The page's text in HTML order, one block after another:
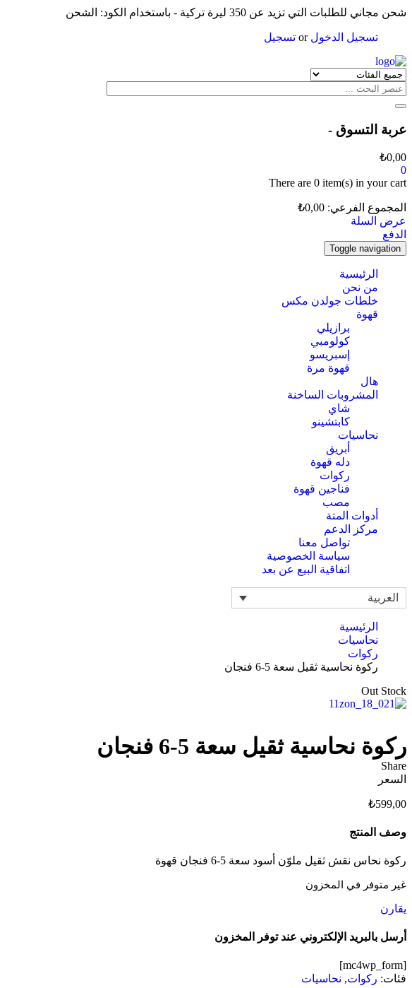
شحن مجاني للطلبات التي تزيد عن 350 ليرة تركية - باستخدام الكود: الشحن
تسجيل الدخول or تسجيل
عربة التسوق -
₺0,00
0
There are 0 item(s) in your cart
المجموع الفرعي: ₺0,00
عرض السلة
الدفع
Toggle navigation
الرئيسية
من نحن
خلطات جولدن مكس
قهوة
برازيلي
كولومبي
إسبريسو
قهوة مرة
هال
المشروبات الساخنة
شاي
كابتشينو
نحاسيات
أبريق
‏دله قهوة
ركوات
فناجين قهوة
مصب
أدوات المتة
مركز الدعم
تواصل معنا
سياسة الخصوصية
اتفاقية البيع عن بعد
العربية
الرئيسية
نحاسيات
ركوات
ركوة نحاسية ثقيل سعة 5-6 فنجان
Out Stock
ركوة نحاسية ثقيل سعة 5-6 فنجان
Share
السعر
₺599,00
وصف المنتج
ركوة نحاس نقش ثقيل ملوّن أسود سعة 5-6 فنجان قهوة
غير متوفر في المخزون
يقارن
أرسل بالبريد الإلكتروني عند توفر المخزون
[mc4wp_form]
فئات: ركوات, نحاسيات